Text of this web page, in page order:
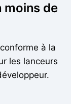
moins de
à la
les lanceurs